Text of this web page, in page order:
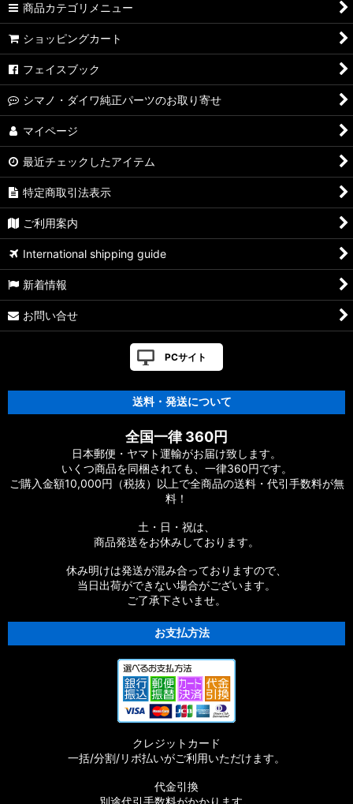
商品カテゴリメニュー
ショッピングカート
フェイスブック
シマノ・ダイワ純正パーツのお取り寄せ
マイページ
最近チェックしたアイテム
特定商取引法表示
ご利用案内
International shipping guide
新着情報
お問い合せ
PCサイト
送料・発送について
全国一律 360円
日本郵便・ヤマト運輸がお届け致します。
いくつ商品を同梱されても、一律360円です。
ご購入金額10,000円（税抜）以上で全商品の送料・代引手数料が無
料！
土・日・祝は、
商品発送をお休みしております。
休み明けは発送が混み合っておりますので、
当日出荷ができない場合がございます。
ご了承下さいませ。
お支払方法
クレジットカード
一括/分割/リボ払いがご利用いただけます。
代金引換
別途代引手数料がかかります。